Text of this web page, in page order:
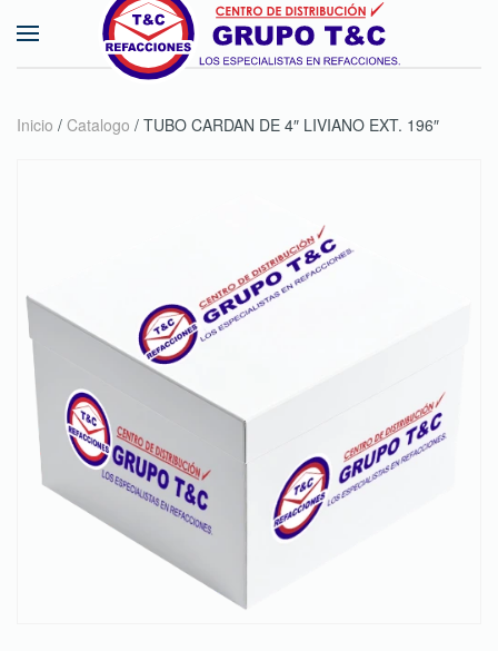
Skip to main content
Inicio / Catalogo / TUBO CARDAN DE 4″ LIVIANO EXT. 196″